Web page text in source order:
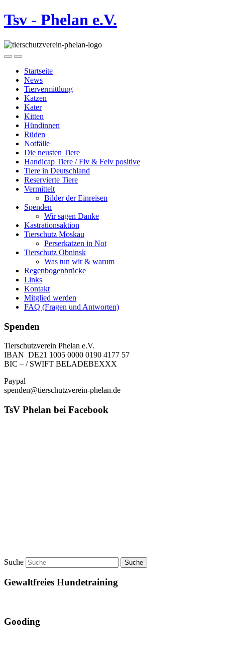
Tsv - Phelan e.V.
Startseite
News
Tiervermittlung
Katzen
Kater
Kitten
Hündinnen
Rüden
Notfälle
Die neusten Tiere
Handicap Tiere / Fiv & Felv positive
Tiere in Deutschland
Reservierte Tiere
Vermittelt
Bilder der Einreisen
Spenden
Wir sagen Danke
Kastrationsaktion
Tierschutz Moskau
Perserkatzen in Not
Tierschutz Obninsk
Was tun wir & warum
Regenbogenbrücke
Links
Kontakt
Mitglied werden
FAQ (Fragen und Antworten)
Spenden
Tierschutzverein Phelan e.V.
IBAN DE21 1005 0000 0190 4177 57
BIC – / SWIFT BELADEBEXXX
Paypal
spenden@tierschutzverein-phelan.de
TsV Phelan bei Facebook
Suche
Gewaltfreies Hundetraining
Gooding